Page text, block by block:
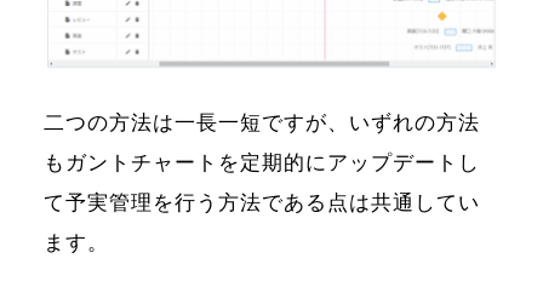
二つの方法は一長一短ですが、いずれの方法
もガントチャートを定期的にアップデートし
て予実管理を行う方法である点は共通してい
ます。